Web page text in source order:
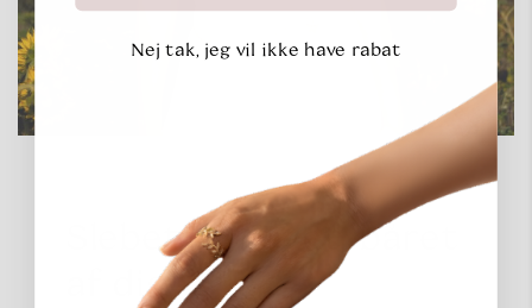
Slebet af havet, båret
af dig
Nej tak, jeg vil ikke have rabat